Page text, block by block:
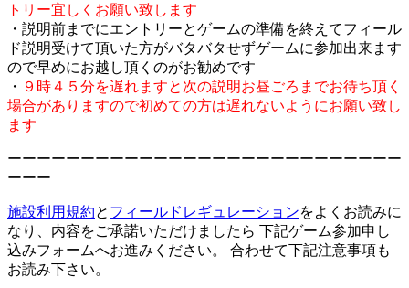
トリー宜しくお願い致します
・説明前までにエントリーとゲームの準備を終えてフィール
ド説明受けて頂いた方がバタバタせずゲームに参加出来ます
ので早めにお越し頂くのがお勧めです
・ ９時４５分を遅れますと次の説明お昼ごろまでお待ち頂く
場合がありますので初めての方は遅れないようにお願い致し
ます
ーーーーーーーーーーーーーーーーーーーーーーーーーーー
ーーー
施設利用規約と フィールドレギュレーションをよくお読みに
なり、内容をご承諾いただけましたら 下記ゲーム参加申し
込みフォームへお進みください。 合わせて下記注意事項も
お読み下さい。